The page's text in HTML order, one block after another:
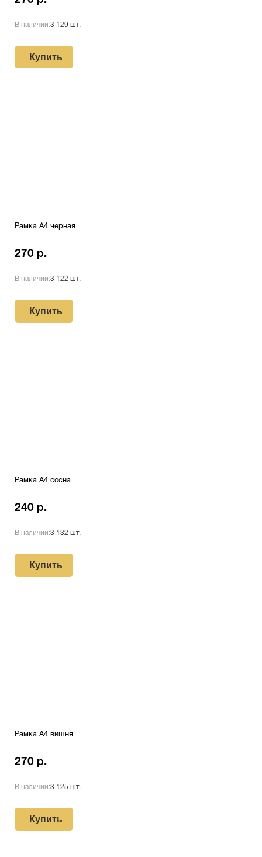
В наличии:3 129 шт.
Купить
Рамка A4 черная
270 р.
В наличии:3 122 шт.
Купить
Рамка A4 сосна
240 р.
В наличии:3 132 шт.
Купить
Рамка A4 вишня
270 р.
В наличии:3 125 шт.
Купить